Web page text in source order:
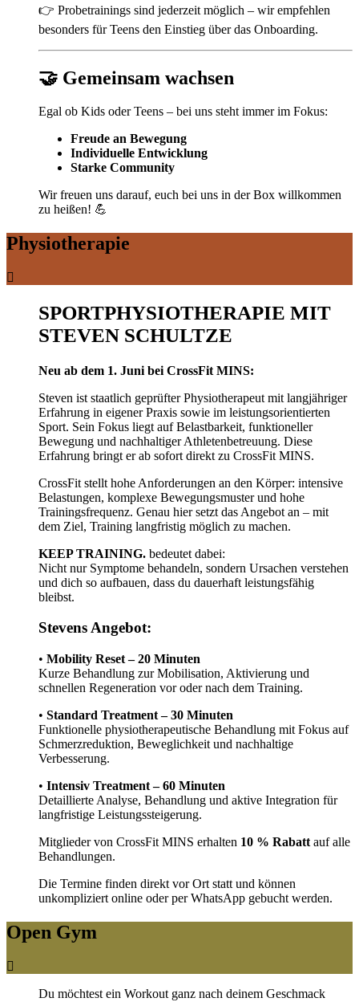
👉 Probetrainings sind jederzeit möglich – wir empfehlen
besonders für Teens den Einstieg über das Onboarding.
🤝 Gemeinsam wachsen
Egal ob Kids oder Teens – bei uns steht immer im Fokus:
Freude an Bewegung
Individuelle Entwicklung
Starke Community
Wir freuen uns darauf, euch bei uns in der Box willkommen
zu heißen! 💪
Physiotherapie
SPORTPHYSIOTHERAPIE MIT
STEVEN SCHULTZE
Neu ab dem 1. Juni bei CrossFit MINS:
Steven ist staatlich geprüfter Physiotherapeut mit langjähriger
Erfahrung in eigener Praxis sowie im leistungsorientierten
Sport. Sein Fokus liegt auf Belastbarkeit, funktioneller
Bewegung und nachhaltiger Athletenbetreuung. Diese
Erfahrung bringt er ab sofort direkt zu CrossFit MINS.
CrossFit stellt hohe Anforderungen an den Körper: intensive
Belastungen, komplexe Bewegungsmuster und hohe
Trainingsfrequenz. Genau hier setzt das Angebot an – mit
dem Ziel, Training langfristig möglich zu machen.
KEEP TRAINING. bedeutet dabei:
Nicht nur Symptome behandeln, sondern Ursachen verstehen
und dich so aufbauen, dass du dauerhaft leistungsfähig
bleibst.
Stevens Angebot:
• Mobility Reset – 20 Minuten
Kurze Behandlung zur Mobilisation, Aktivierung und
schnellen Regeneration vor oder nach dem Training.
• Standard Treatment – 30 Minuten
Funktionelle physiotherapeutische Behandlung mit Fokus auf
Schmerzreduktion, Beweglichkeit und nachhaltige
Verbesserung.
• Intensiv Treatment – 60 Minuten
Detaillierte Analyse, Behandlung und aktive Integration für
langfristige Leistungssteigerung.
Mitglieder von CrossFit MINS erhalten 10 % Rabatt auf alle
Behandlungen.
Die Termine finden direkt vor Ort statt und können
unkompliziert online oder per WhatsApp gebucht werden.
Open Gym
Du möchtest ein Workout ganz nach deinem Geschmack